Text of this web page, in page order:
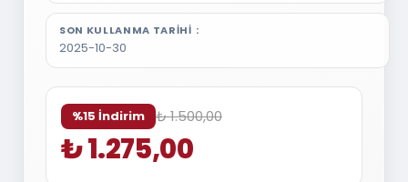
SON KULLANMA TARIHI
2025-10-30
%15 İndirim ₺ 1.500,00
₺ 1.275,00